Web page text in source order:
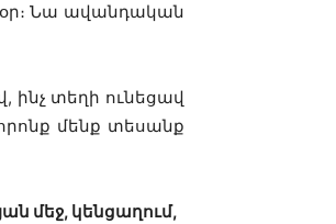
օր։ Նա ավանդական
ինչ տեղի ունեցավ
մենք տեսանք
մեջ, կենցաղում,